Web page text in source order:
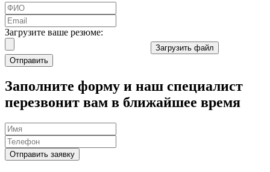
Загрузите ваше резюме:
Загрузить файл
Отправить
Заполните форму и наш специалист
перезвонит вам в ближайшее время
Отправить заявку